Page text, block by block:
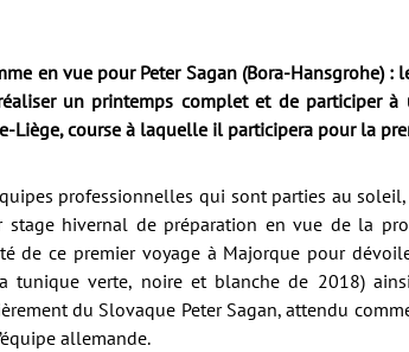
en vue pour Peter Sagan (Bora-Hansgrohe)
un printemps complet et de participer à
Liège, course à laquelle il participera pour la
professionnelles qui sont parties au
stage hivernal de préparation en vue de la
de ce premier voyage à Majorque pour
tunique verte, noire et blanche de 2018)
du Slovaque Peter Sagan, attendu
allemande.